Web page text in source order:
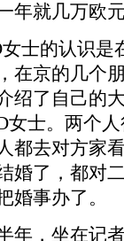
年就几万欧
的认识是
在京的几个
绍了自己的
女士。两个
都去对方家
婚了，都对
婚事办了。
，坐在记者